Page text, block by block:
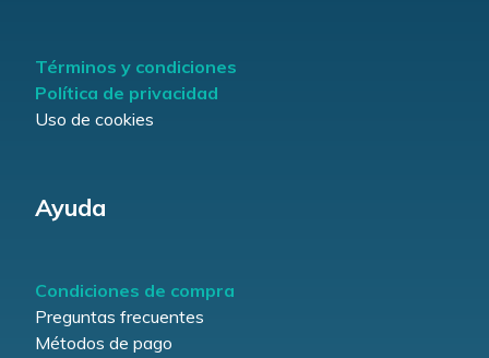
Términos y condiciones
Política de privacidad
Uso de cookies
Ayuda
Condiciones de compra
Preguntas frecuentes
Métodos de pago